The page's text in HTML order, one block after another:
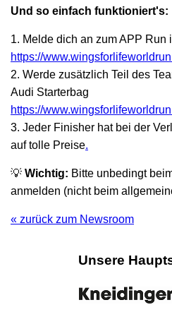
Und so einfach funktioniert's:
1. Melde dich an zum APP Run
https://
2. Werde zusätzlich Teil des
Audi Starterbag
https://
3. Jeder Finisher hat bei der
auf tolle Preise.
💡 Wichtig: Bitte unbedingt
anmelden (nicht beim
« zurück zum Newsroom
Unsere